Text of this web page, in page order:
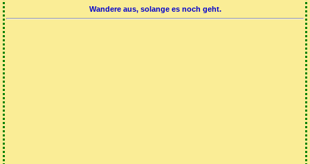
Wandere aus, solange es noch geht.